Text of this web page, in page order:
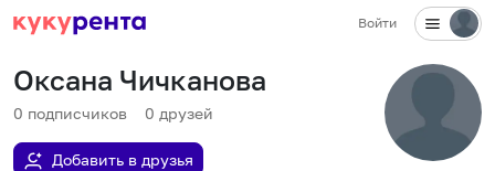
Войти
Оксана Чичканова
0 подписчиков 0 друзей
Добавить в друзья